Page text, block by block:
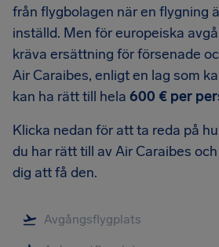
från flygbolagen när en flygning
inställd. Men för europeiska
kräva ersättning för försenade
Air Caraibes, enligt en lag som
kan ha rätt till hela 600 € per
Klicka nedan för att ta reda på
du har rätt till av Air Caraibes
dig att få den.